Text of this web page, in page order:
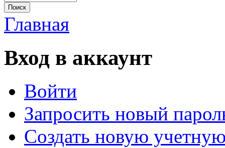
Главная
Вход в аккаунт
Войти
Запросить новый
Создать новую